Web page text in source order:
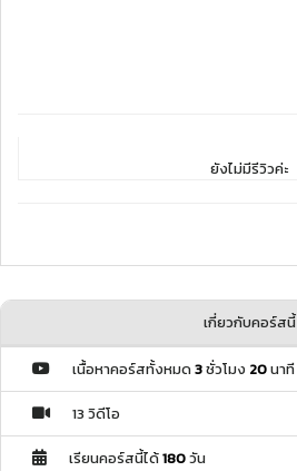
ยังไม่มีรีวิวค่ะ
เกี่ยวกับคอร์สนี้
เนื้อหาคอร์สทั้งหมด3ชั่วโมง 20นาที
13 วิดีโอ
เรียนคอร์สนี้ได้180วัน